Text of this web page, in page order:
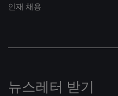
인재 채용
뉴스레터 받기